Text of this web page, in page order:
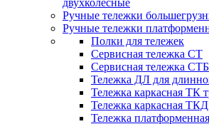
двухколесные
Ручные тележки
Ручные тележки
Полки для тележек
Сервисная тележка СТ
Сервисная тележка СТБ
Тележка ДЛ для
Тележка каркасная ТК
Тележка каркасная
Тележка